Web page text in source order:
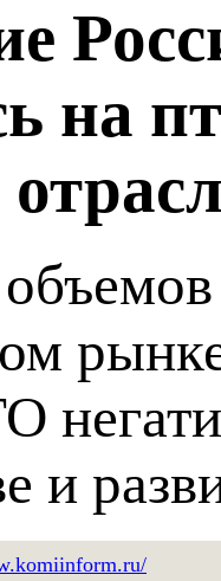
на
и